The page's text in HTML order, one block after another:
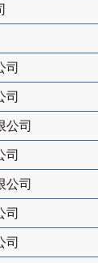
司
司
公司
司
公司
司
司